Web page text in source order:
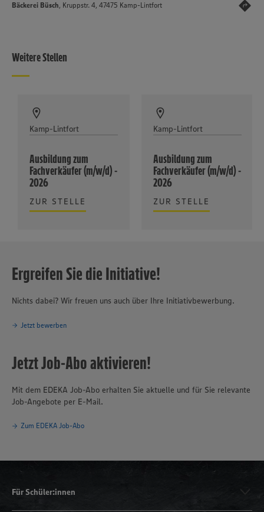
Bäckerei Büsch, Kruppstr. 4, 47475 Kamp-Lintfort
Weitere Stellen
Kamp-Lintfort
Ausbildung zum
Fachverkäufer (m/w/d) -
2026
ZUR STELLE
Kamp-Lintfort
Ausbildung zum
Fachverkäufer (m/w/d) -
2026
ZUR STELLE
Ergreifen Sie die Initiative!
Nichts dabei? Wir freuen uns auch über Ihre Initiativbewerbung.
Jetzt bewerben
Jetzt Job-Abo aktivieren!
Mit dem EDEKA Job-Abo erhalten Sie aktuelle und für Sie relevante
Job-Angebote per E-Mail.
Zum EDEKA Job-Abo
Für Schüler:innen